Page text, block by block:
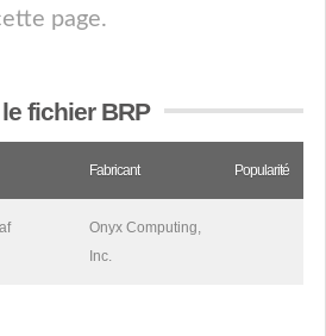
page.
fichier BRP
Fabricant Popularité
Onyx Computing,
Inc.